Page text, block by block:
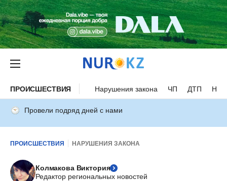
ПРОИСШЕСТВИЯ Нарушения закона ЧП ДТП
Провели подряд дней с нами
ПРОИСШЕСТВИЯ НАРУШЕНИЯ ЗАКОНА
Колмакова Виктория
Редактор региональных новостей